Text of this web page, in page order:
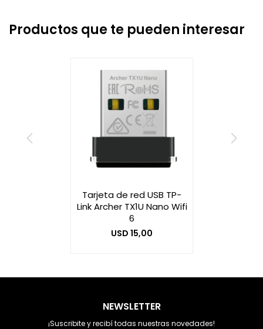
Productos que te pueden interesar
Tarjeta de red USB TP-
Link Archer TX1U Nano Wifi
6
USD 15,00
NEWSLETTER
¡Suscribite y recibí todas nuestras novedades!